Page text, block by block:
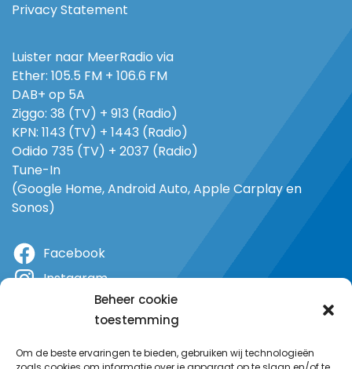
Beheer cookie
toestemming
Om de beste ervaringen te bieden, gebruiken wij technologieën
Privacy Statement
Luister naar MeerRadio via
Ether: 105.5 FM + 106.6 FM
DAB+ op 5A
Ziggo: 38 (TV) + 913 (Radio)
KPN: 1143 (TV) + 1443 (Radio)
Odido 735 (TV) + 2037 (Radio)
Tune-In
(Google Home, Android Auto, Apple Carplay en
Sonos)
Facebook
Instagram
YouTube